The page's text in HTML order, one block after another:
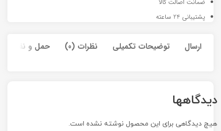
پشتیبانی 24 ساعته
ارسال توضیحات تکمیلی نظرات (0) حمل و نقل کالا
دیدگاهها
هیچ دیدگاهی برای این محصول نوشته نشده است.